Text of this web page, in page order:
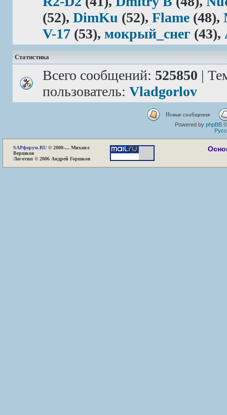
(52), DimKu (52), Flame (48),
V-17 (53), мокрый_снег (43),
Статистика
Всего сообщений: 525850 |
пользователь: Vladgorlov
Новые сообщения
Powered by phpBB
SAPфорум.RU © 2000-... Михаил
Вершков
Логотип © 2006 Андрей Горшков